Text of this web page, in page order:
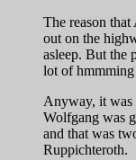
The reason
out on the
asleep. But the
lot of
Anyway, it was
Wolfgang was
and that was
Ruppichteroth.